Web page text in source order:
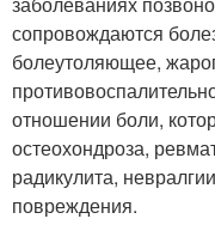
сопровождаются
болеутоляющее,
отношении боли,
остеохондроза,
радикулита,
повреждения.